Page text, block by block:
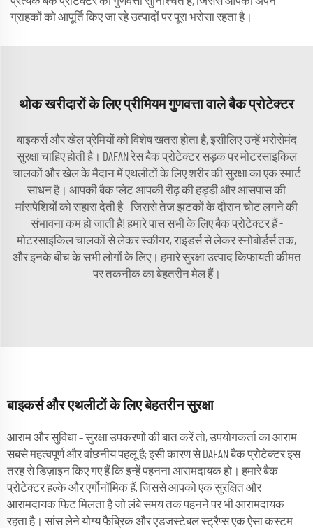
ग्राहकों को आपूर्ति किए जा रहे उत्पादों पर पूरा भरोसा रहता है।
थोक खरीदारों के लिए प्रीमियम गुणवत्ता वाले बैक प्रोटेक्टर
बाइकर्स और खेल प्रेमियों को विशेष खतरा होता है, इसीलिए उन्हें भरोसेमंद
सुरक्षा चाहिए होती है। DAFAN रेस बैक प्रोटेक्टर सड़क पर मोटरसाइकिल
चालकों और खेल के मैदान में एथलीटों के लिए शरीर की सुरक्षा का एक स्मार्ट
साधन है। आपकी बैक प्लेट आपकी रीढ़ की हड्डी और आसपास की
मांसपेशियों को सहारा देती है - जिससे तेज झटकों के दौरान चोट लगने की
संभावना कम हो जाती है! हमारे पास सभी के लिए बैक प्रोटेक्टर हैं -
मोटरसाइकिल चालकों से लेकर स्कीयर, राइडर्स से लेकर स्नोबोर्डर्स तक,
और इनके बीच के सभी लोगों के लिए। हमारे सुरक्षा उत्पाद किफायती कीमत
पर तकनीक का बेहतरीन मेल हैं।
बाइकर्स और एथलीटों के लिए बेहतरीन सुरक्षा
आराम और सुविधा – सुरक्षा उपकरणों की बात करें तो, उपयोगकर्ता का आराम
सबसे महत्वपूर्ण और वांछनीय पहलू है; इसी कारण से DAFAN बैक प्रोटेक्टर इस
तरह से डिज़ाइन किए गए हैं कि इन्हें पहनना आरामदायक हो। हमारे बैक
प्रोटेक्टर हल्के और एर्गोनॉमिक हैं, जिससे आपको एक सुरक्षित और
आरामदायक फिट मिलता है जो लंबे समय तक पहनने पर भी आरामदायक
रहता है। सांस लेने योग्य फ़ैब्रिक और एडजस्टेबल स्ट्रैप्स एक ऐसा कस्टम